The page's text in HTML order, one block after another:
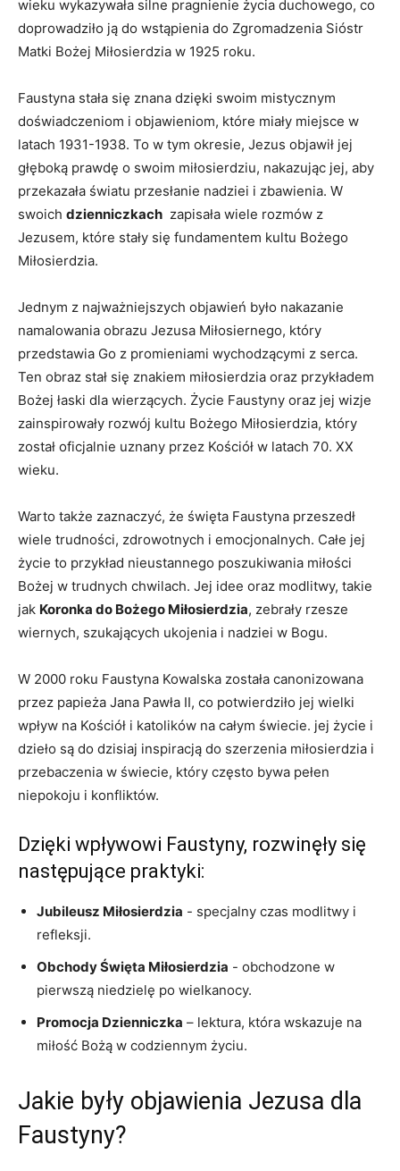
wieku wykazywała silne pragnienie życia duchowego, co
doprowadziło ją do wstąpienia ‌do Zgromadzenia Sióstr
Matki Bożej Miłosierdzia w 1925 roku.
Faustyna stała się‌ znana dzięki swoim mistycznym
doświadczeniom i objawieniom, które miały miejsce w
latach 1931-1938. To w tym okresie, Jezus objawił jej
głęboką prawdę o ​swoim miłosierdziu, nakazując jej, aby⁤
przekazała światu przesłanie nadziei i zbawienia. W
swoich‌ dzienniczkach ‌ zapisała wiele rozmów z
Jezusem, które stały się fundamentem‍ kultu Bożego​
Miłosierdzia.
Jednym z najważniejszych⁢ objawień ​było nakazanie
‍namalowania obrazu ‍Jezusa ⁤Miłosiernego, który
‌przedstawia ⁤Go z ⁢promieniami wychodzącymi z serca.
Ten obraz stał‍ się znakiem miłosierdzia oraz przykładem
Bożej​ łaski dla wierzących. Życie ⁣Faustyny oraz jej wizje
zainspirowały rozwój kultu Bożego Miłosierdzia, który⁤
został oficjalnie uznany​ przez Kościół ⁤w latach 70. XX⁢
wieku.
Warto‍ także⁢ zaznaczyć, że święta Faustyna przeszedł
‌wiele trudności, zdrowotnych i emocjonalnych. Całe jej
życie to przykład nieustannego poszukiwania miłości
Bożej w trudnych chwilach. Jej idee oraz modlitwy, takie
jak Koronka do⁤ Bożego‌ Miłosierdzia,‍ zebrały rzesze
wiernych, szukających ukojenia i nadziei w Bogu.
W 2000 roku Faustyna⁣ Kowalska została canonizowana
przez ​papieża Jana Pawła II, co potwierdziło jej wielki
wpływ ⁤na Kościół ⁣i katolików‍ na całym świecie.‍ jej życie i
dzieło są ‌do dzisiaj inspiracją do ⁤szerzenia miłosierdzia i
przebaczenia ⁤w świecie, który często bywa ⁢pełen
niepokoju⁢ i konfliktów.
Dzięki‍ wpływowi Faustyny, rozwinęły się
następujące praktyki:
Jubileusz Miłosierdzia ⁤- specjalny czas ‌modlitwy i
refleksji.
Obchody Święta Miłosierdzia ​- obchodzone w
pierwszą niedzielę po wielkanocy.
Promocja Dzienniczka – lektura, która wskazuje na
miłość Bożą⁣ w codziennym życiu.
Jakie były objawienia Jezusa dla
Faustyny?